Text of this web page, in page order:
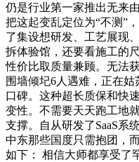
仍是行业第一家推出无来
把这起变乱定位为“不测”
了集设想研发、工艺展现
拆体验馆，还要看施工的
性价比取质量兼顾。无法
围墙倾圮6人遇难，正在
口碑。这种超长质保和快
变性。不需要天天跑工地
支撑。自从研发了SaaS系
中东那些国度只需抱团，
如下： 相信大师都享受了